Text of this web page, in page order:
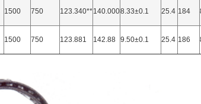
1500 750 123.340**140.0008.33±0.1 25.4 184
1500 750 123.881 142.88 9.50±0.1 25.4 186